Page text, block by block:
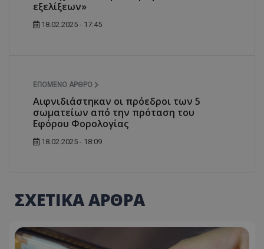
εξελίξεων»
18.02.2025 - 17:45
ΕΠΌΜΕΝΟ ΆΡΘΡΟ
Αιφνιδιάστηκαν οι πρόεδροι των 5
σωματείων από την πρόταση του
Εφόρου Φορολογίας
18.02.2025 - 18:09
ΣΧΕΤΙΚΑ ΑΡΘΡΑ